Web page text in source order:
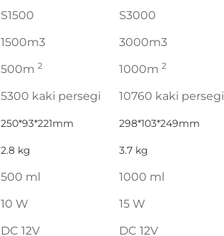
S1500 S3000
1500m3 3000m3
500m 2 1000m 2
5300 kaki persegi 10760 kaki persegi
250*93*221mm 298*103*249mm
2.8 kg 3.7 kg
500 ml 1000 ml
10 W 15 W
DC 12V DC 12V